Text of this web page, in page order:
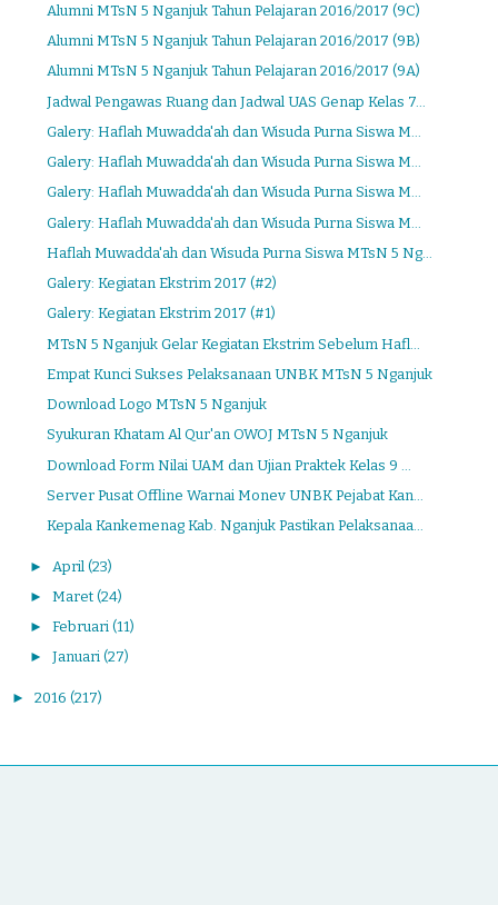
Alumni MTsN 5 Nganjuk Tahun Pelajaran 2016/2017 (9C)
Alumni MTsN 5 Nganjuk Tahun Pelajaran 2016/2017 (9B)
Alumni MTsN 5 Nganjuk Tahun Pelajaran 2016/2017 (9A)
Jadwal Pengawas Ruang dan Jadwal UAS Genap Kelas 7...
Galery: Haflah Muwadda'ah dan Wisuda Purna Siswa M...
Galery: Haflah Muwadda'ah dan Wisuda Purna Siswa M...
Galery: Haflah Muwadda'ah dan Wisuda Purna Siswa M...
Galery: Haflah Muwadda'ah dan Wisuda Purna Siswa M...
Haflah Muwadda'ah dan Wisuda Purna Siswa MTsN 5 Ng...
Galery: Kegiatan Ekstrim 2017 (#2)
Galery: Kegiatan Ekstrim 2017 (#1)
MTsN 5 Nganjuk Gelar Kegiatan Ekstrim Sebelum Hafl...
Empat Kunci Sukses Pelaksanaan UNBK MTsN 5 Nganjuk
Download Logo MTsN 5 Nganjuk
Syukuran Khatam Al Qur'an OWOJ MTsN 5 Nganjuk
Download Form Nilai UAM dan Ujian Praktek Kelas 9 ...
Server Pusat Offline Warnai Monev UNBK Pejabat Kan...
Kepala Kankemenag Kab. Nganjuk Pastikan Pelaksanaa...
► April (23)
► Maret (24)
► Februari (11)
► Januari (27)
► 2016 (217)